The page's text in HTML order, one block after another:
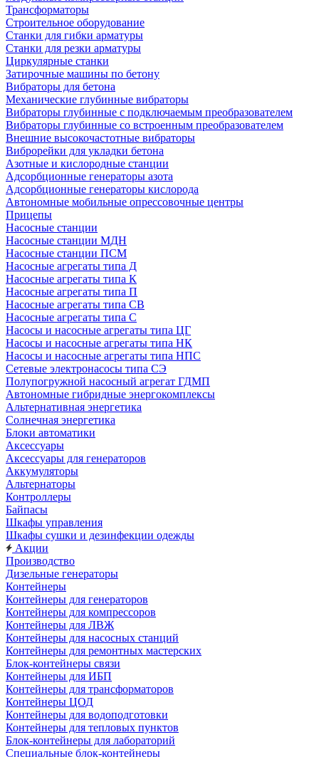
Трансформаторы
Строительное оборудование
Станки для гибки арматуры
Станки для резки арматуры
Циркулярные станки
Затирочные машины по бетону
Вибраторы для бетона
Механические глубинные вибраторы
Вибраторы глубинные с подключаемым преобразователем
Вибраторы глубинные со встроенным преобразователем
Внешние высокочастотные вибраторы
Виброрейки для укладки бетона
Азотные и кислородные станции
Адсорбционные генераторы азота
Адсорбционные генераторы кислорода
Автономные мобильные опрессовочные центры
Прицепы
Насосные станции
Насосные станции МДН
Насосные станции ПСМ
Насосные агрегаты типа Д
Насосные агрегаты типа К
Насосные агрегаты типа П
Насосные агрегаты типа СВ
Насосные агрегаты типа С
Насосы и насосные агрегаты типа ЦГ
Насосы и насосные агрегаты типа НК
Насосы и насосные агрегаты типа НПС
Сетевые электронасосы типа СЭ
Полупогружной насосный агрегат ГДМП
Автономные гибридные энергокомплексы
Альтернативная энергетика
Солнечная энергетика
Блоки автоматики
Аксессуары
Аксессуары для генераторов
Аккумуляторы
Альтернаторы
Контроллеры
Байпасы
Шкафы управления
Шкафы сушки и дезинфекции одежды
Акции
Производство
Дизельные генераторы
Контейнеры
Контейнеры для генераторов
Контейнеры для компрессоров
Контейнеры для ЛВЖ
Контейнеры для насосных станций
Контейнеры для ремонтных мастерских
Блок-контейнеры связи
Контейнеры для ИБП
Контейнеры для трансформаторов
Контейнеры ЦОД
Контейнеры для водоподготовки
Контейнеры для тепловых пунктов
Блок-контейнеры для лабораторий
Специальные блок-контейнеры